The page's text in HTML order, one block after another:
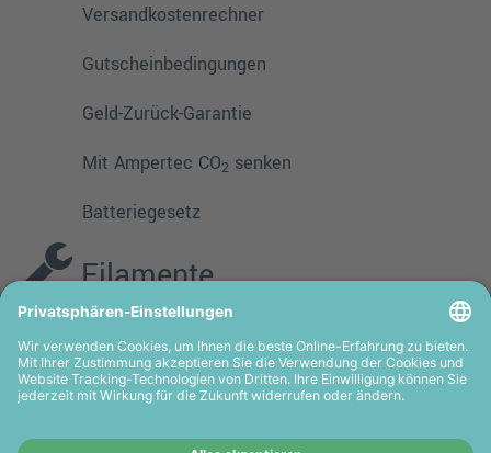
Versandkostenrechner
Gutscheinbedingungen
Geld-Zurück-Garantie
Mit Ampertec CO2 senken
Batteriegesetz
Filamente
ASA PLA HIPS PMMA PETG PVA TPE